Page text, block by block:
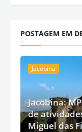
POSTAGEM EM
Jacobina
Jacobina:
de
Miguel das